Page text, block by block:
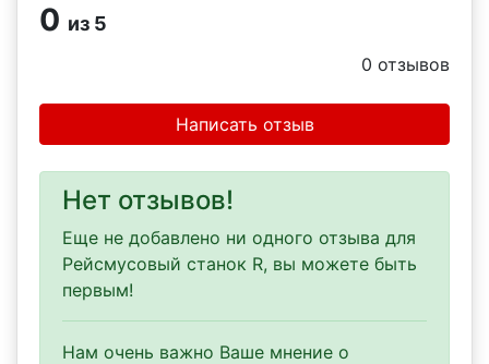
0 из 5
0 отзывов
Написать отзыв
Нет отзывов!
Еще не добавлено ни одного отзыва для
Рейсмусовый станок R, вы можете быть
первым!
Нам очень важно Ваше мнение о